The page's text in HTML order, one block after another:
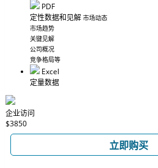
PDF
定性数据和见解 市场动态
市场趋势
关键见解
公司概况
竞争格局等
Excel
定量数据
企业访问
$3850
立即购买